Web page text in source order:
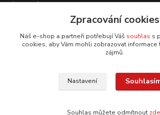
Zákaznická podpora EshopMB.cz
+420 606 622 002
eshopmb@seznam.cz
© Copyright 2024 Martha Black
Zpracování cookies
Náš e-shop a partneři potřebují Váš souhlas s
cookies, aby Vám mohli zobrazovat informace
zájmů.
Nastavení
Souhlas můžete odmítnout zde